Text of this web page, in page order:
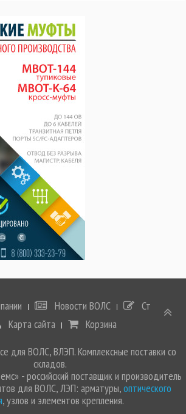
Новости ВОЛС
Статьи
Карта сайта
Корзина
для ВОЛС, ВЛЭП. Комплексные поставки со
складов.
- российский поставщик и производитель
для ВОЛС, ЛЭП: арматуры,оптического
, узлов и элементов крепления.